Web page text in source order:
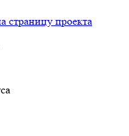
страницу проекта